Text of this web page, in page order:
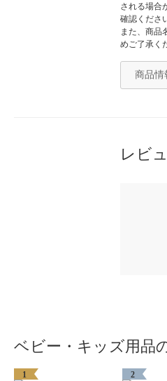
される場合
確認くださ
また、商品
めご了承く
商品情
レビ
ベビー・キッズ用品
1 2